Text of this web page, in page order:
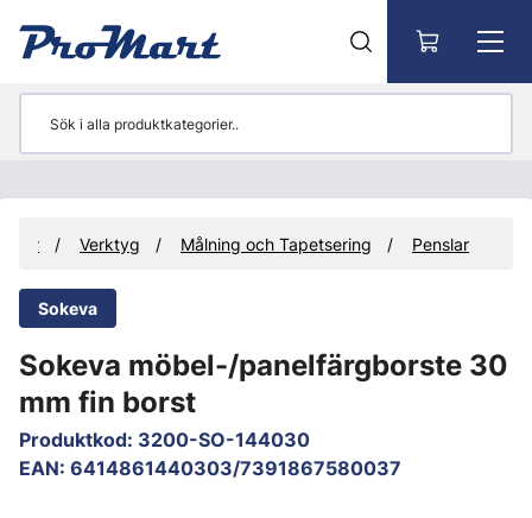
Verktyg Målning och Tapetsering Penslar
Sokeva
Sokeva möbel-/panelfärgborste 30
mm fin borst
Produktkod: 3200-SO-144030
EAN: 6414861440303/7391867580037